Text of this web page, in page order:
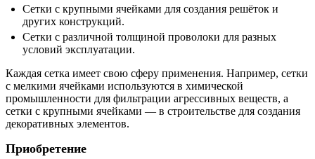
Сетки с крупными ячейками для создания решёток и
других конструкций.
Сетки с различной толщиной проволоки для разных
условий эксплуатации.
Каждая сетка имеет свою сферу применения. Например, сетки
с мелкими ячейками используются в химической
промышленности для фильтрации агрессивных веществ, а
сетки с крупными ячейками — в строительстве для создания
декоративных элементов.
Приобретение